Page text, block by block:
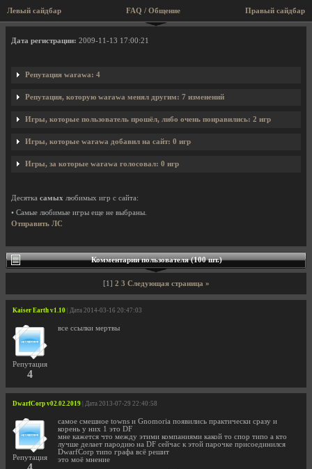
Левый сайдбар Правый сайдбар
FAQ / Общение
Профиль пользователя warawa
Дата регистрации: 2009-11-13 17:00:21
Репутация warawa: 4
Репутация, которую warawa менял другим: 7 изменений
Игры, которые пользователь прошёл, либо очень понравились: 2 игр
Игры, которые warawa добавил на сайт: 0 игр
Игры, за которые warawa голосовал: 0 игр
Десятка самых любимых игр с сайта:
• Самые любимые игры еще не выбраны.
Отправить ЛС
Комментарии пользователя (100 шт.)
[1] 2 3 Следующая страница »
Kaiser Earth v1.10 | Дата 2014-03-16 20:47:03
Репутация
4
все ссылки мертвы
DwarfCorp v02.02.2019 | Дата 2013-07-29 22:40:58
Репутация
самое смешное towns и Gnomoria появились практически сразу и
корень у них 1 это DF
мне кажется что между этими компаниями какой то спор типо а кто
лучше делает пародию на DF сейчас к этой парочке присоединился
DwarfCorp типо графа всё решит
это моё мнение